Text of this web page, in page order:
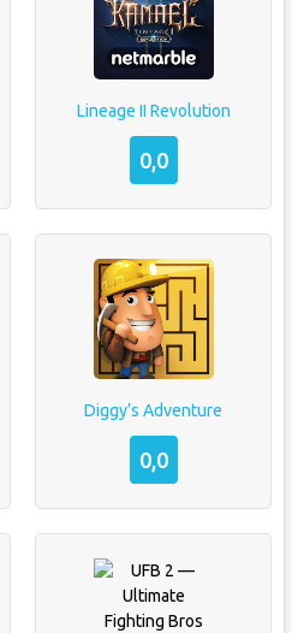
Lineage II Revolution
0,0
Diggy’s Adventure
0,0